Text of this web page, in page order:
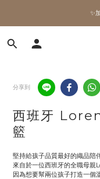
✨
✨
✨
分享到
西班牙
籃
堅持給孩子品質最好的織品陪伴
來自於一位西班牙的全職母親
因為想要幫兩位孩子打造一個